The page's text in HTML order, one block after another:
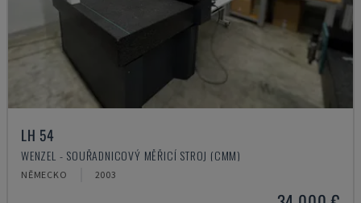
LH 54
WENZEL - SOUŘADNICOVÝ MĚŘICÍ STROJ (CMM)
NĚMECKO 2003